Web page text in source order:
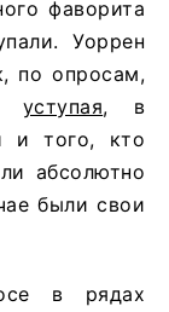
фаворита
Уоррен
по опросам,
уступая, в
и того, кто
абсолютно
были свои
в рядах